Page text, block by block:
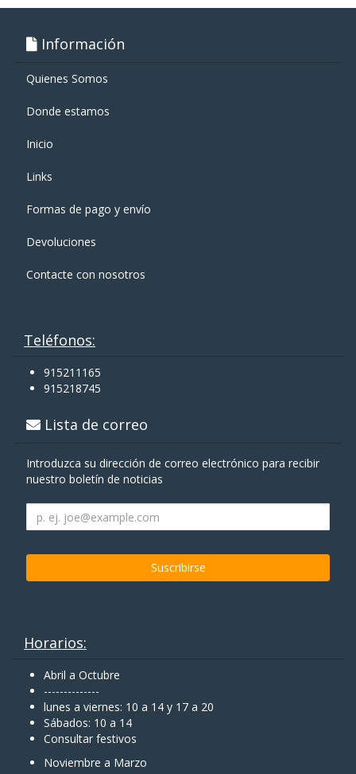
Información
Quienes Somos
Donde estamos
Inicio
Links
Formas de pago y enví­o
Devoluciones
Contacte con nosotros
Teléfonos:
915211165
915218745
Lista de correo
Introduzca su dirección de correo electrónico para recibir
nuestro boletín de noticias
Horarios:
Abril a Octubre
--------------
lunes a viernes: 10 a 14 y 17 a 20
Sábados: 10 a 14
Consultar festivos
Noviembre a Marzo